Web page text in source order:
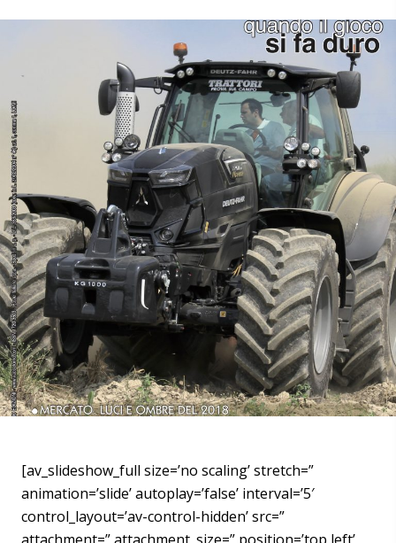
[av_slideshow_full size=’no scaling’ stretch=”
animation=’slide’ autoplay=’false’ interval=’5′
control_layout=’av-control-hidden’ src=”